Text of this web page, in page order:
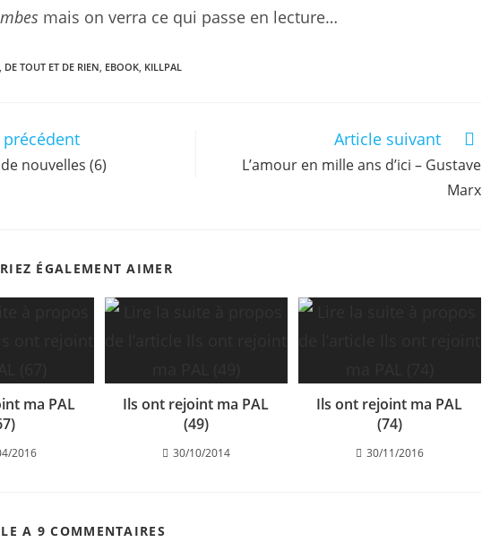
mais on verra ce qui passe en lecture…
, DE TOUT ET DE RIEN, EBOOK, KILLPAL
nouvelles (6)
Article suivant
L’amour en mille ans d’ici – Gustave
Marx
ÉGALEMENT AIMER
ma PAL
2016
Ils ont rejoint ma PAL
(49)
30/10/2014
Ils ont rejoint ma PAL
(74)
30/11/2016
A 9 COMMENTAIRES